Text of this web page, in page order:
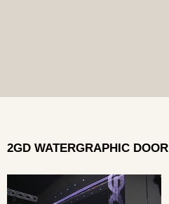
2GD WATERGRAPHIC DOOR